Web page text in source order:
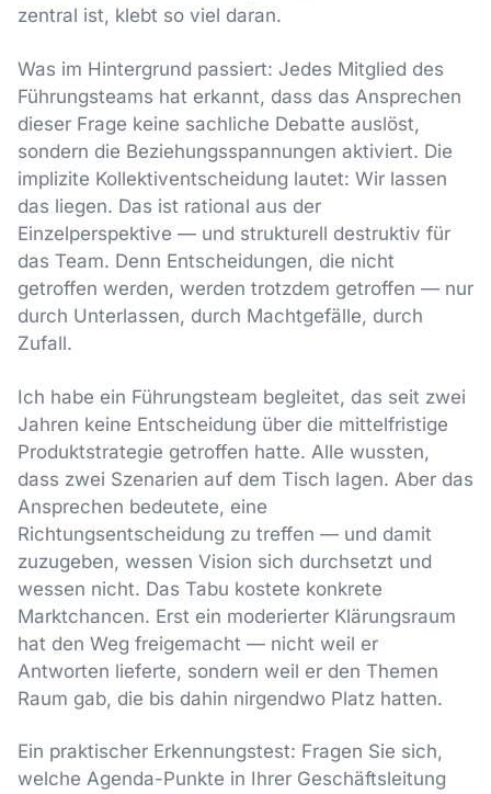
zentral ist, klebt so viel daran.
Was im Hintergrund passiert: Jedes Mitglied des
Führungsteams hat erkannt, dass das Ansprechen
dieser Frage keine sachliche Debatte auslöst,
sondern die Beziehungsspannungen aktiviert. Die
implizite Kollektiventscheidung lautet: Wir lassen
das liegen. Das ist rational aus der
Einzelperspektive — und strukturell destruktiv für
das Team. Denn Entscheidungen, die nicht
getroffen werden, werden trotzdem getroffen — nur
durch Unterlassen, durch Machtgefälle, durch
Zufall.
Ich habe ein Führungsteam begleitet, das seit zwei
Jahren keine Entscheidung über die mittelfristige
Produktstrategie getroffen hatte. Alle wussten,
dass zwei Szenarien auf dem Tisch lagen. Aber das
Ansprechen bedeutete, eine
Richtungsentscheidung zu treffen — und damit
zuzugeben, wessen Vision sich durchsetzt und
wessen nicht. Das Tabu kostete konkrete
Marktchancen. Erst ein moderierter Klärungsraum
hat den Weg freigemacht — nicht weil er
Antworten lieferte, sondern weil er den Themen
Raum gab, die bis dahin nirgendwo Platz hatten.
Ein praktischer Erkennungstest: Fragen Sie sich,
welche Agenda-Punkte in Ihrer Geschäftsleitung